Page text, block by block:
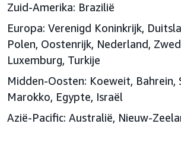
Zuid-Amerika: Brazilië
Europa: Verenigd Koninkrijk,
Polen, Oostenrijk, Nederland,
Luxemburg, Turkije
Midden-Oosten: Koeweit, Bahrein,
Marokko, Egypte, Israël
Azië-Pacific: Australië, Nieuw-